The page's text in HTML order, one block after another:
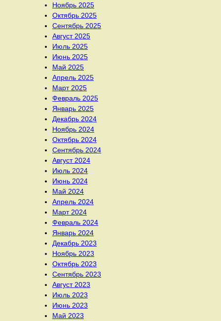
Ноябрь 2025
Октябрь 2025
Сентябрь 2025
Август 2025
Июль 2025
Июнь 2025
Май 2025
Апрель 2025
Март 2025
Февраль 2025
Январь 2025
Декабрь 2024
Ноябрь 2024
Октябрь 2024
Сентябрь 2024
Август 2024
Июль 2024
Июнь 2024
Май 2024
Апрель 2024
Март 2024
Февраль 2024
Январь 2024
Декабрь 2023
Ноябрь 2023
Октябрь 2023
Сентябрь 2023
Август 2023
Июль 2023
Июнь 2023
Май 2023